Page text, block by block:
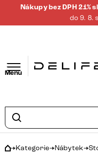
Nákupy bez DPH 21%
do 9. 8.
Menu
Kategorie Nábytek